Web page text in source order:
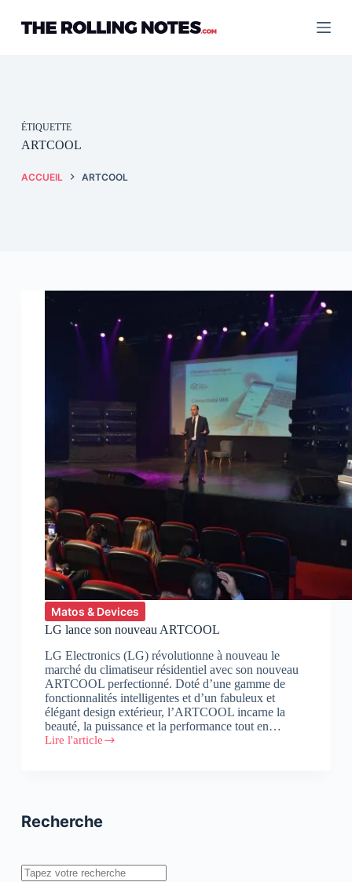
contenu
ÉTIQUETTE
ARTCOOL
ACCUEIL ARTCOOL
Matos & Devices
LG lance son nouveau ARTCOOL
LG Electronics (LG) révolutionne à nouveau le
marché du climatiseur résidentiel avec son nouveau
ARTCOOL perfectionné. Doté d’une gamme de
fonctionnalités intelligentes et d’un fabuleux et
élégant design extérieur, l’ARTCOOL incarne la
beauté, la puissance et la performance tout en…
Lire l'article
LG
Recherche
Rechercher